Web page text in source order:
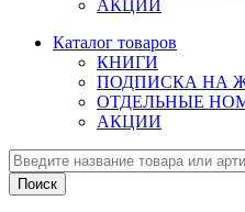
АКЦИИ
Каталог товаров
КНИГИ
ПОДПИСКА НА
ОТДЕЛЬНЫЕ
АКЦИИ